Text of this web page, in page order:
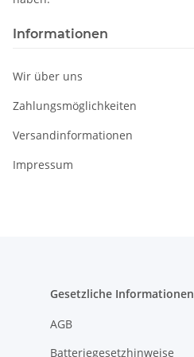
Informationen
Wir über uns
Zahlungsmöglichkeiten
Versandinformationen
Impressum
Gesetzliche Informationen
AGB
Batteriegesetzhinweise